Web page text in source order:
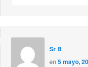
Sr B
en5 mayo,